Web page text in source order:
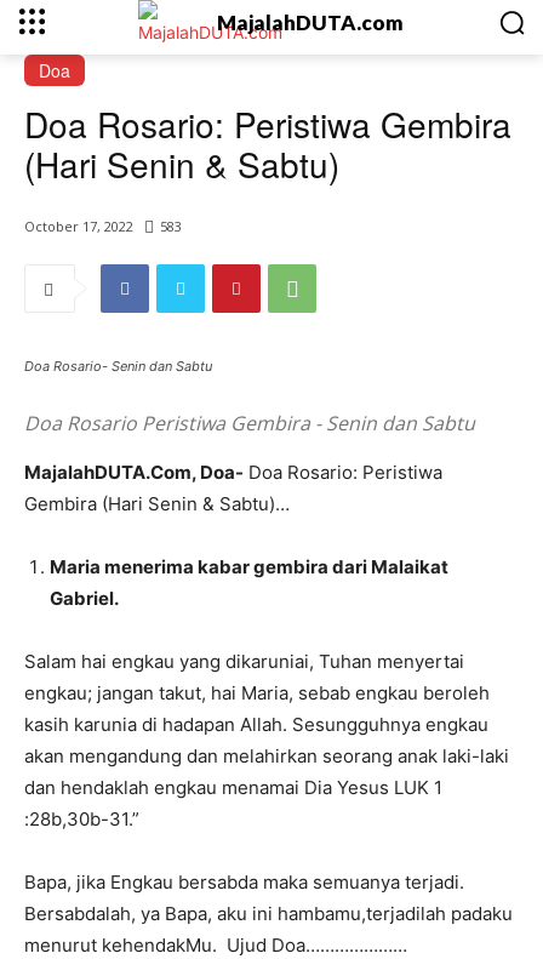
MajalahDUTA.com
Doa
Doa Rosario: Peristiwa Gembira
(Hari Senin & Sabtu)
October 17, 2022 583
Doa Rosario- Senin dan Sabtu
Doa Rosario Peristiwa Gembira - Senin dan Sabtu
MajalahDUTA.Com, Doa- Doa Rosario: Peristiwa
Gembira (Hari Senin & Sabtu)…
Maria menerima kabar gembira dari Malaikat
Gabriel.
Salam hai engkau yang dikaruniai, Tuhan menyertai
engkau; jangan takut, hai Maria, sebab engkau beroleh
kasih karunia di hadapan Allah. Sesungguhnya engkau
akan mengandung dan melahirkan seorang anak laki-laki
dan hendaklah engkau menamai Dia Yesus LUK 1
:28b,30b-31.”
Bapa, jika Engkau bersabda maka semuanya terjadi.
Bersabdalah, ya Bapa, aku ini hambamu,terjadilah padaku
menurut kehendakMu. Ujud Doa…………………